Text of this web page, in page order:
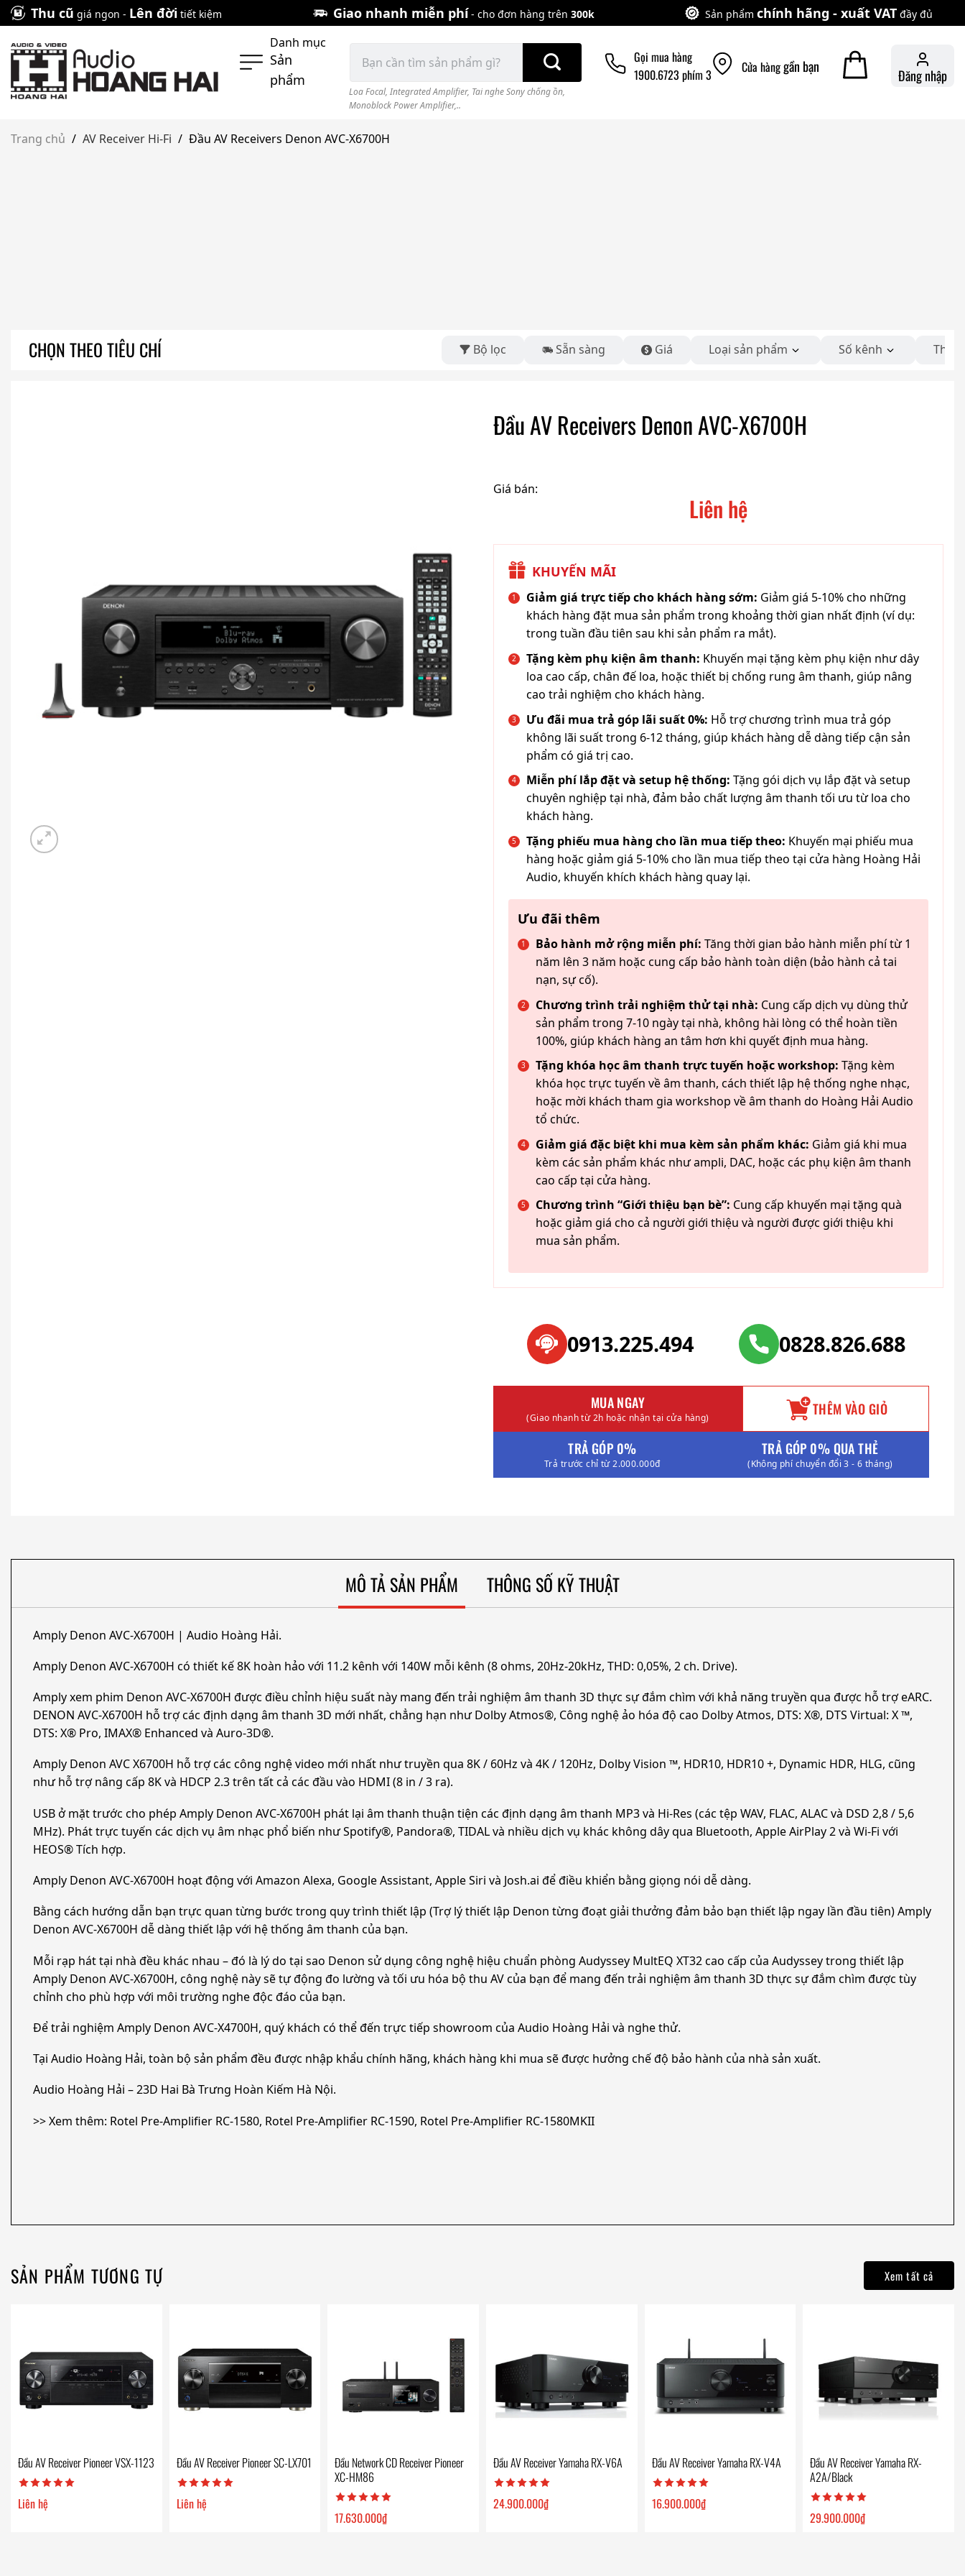
Skip
to
content
Thu cũ giá ngon - Lên đời tiết kiệm Giao nhanh miễn phí- cho đơn hàng trên 300k Sản phẩm chính hãng - xuất VAT đầy đủ
Danh mục
Sản
phẩm
kiếm:
Loa Focal, Integrated Amplifier, Tai nghe Sony chống ồn,
Monoblock Power Amplifier,..
Gọi mua hàng
1900.6723 phím 3
Cửa hànggần bạn Đăng nhập
Trang chủ / AV Receiver Hi-Fi / Đầu AV Receivers Denon AVC-X6700H
CHỌN THEO TIÊU CHÍ Bộ lọc Sẵn sàng Giá Loại sản phẩm Số kênh
Đầu AV Receivers Denon AVC-X6700H
Giá bán:
Liên hệ
KHUYẾN MÃI
Giảm giá trực tiếp cho khách hàng sớm: Giảm giá 5-10% cho những
khách hàng đặt mua sản phẩm trong khoảng thời gian nhất định (ví dụ:
trong tuần đầu tiên sau khi sản phẩm ra mắt).
Tặng kèm phụ kiện âm thanh: Khuyến mại tặng kèm phụ kiện như dây
loa cao cấp, chân đế loa, hoặc thiết bị chống rung âm thanh, giúp nâng
cao trải nghiệm cho khách hàng.
Ưu đãi mua trả góp lãi suất 0%: Hỗ trợ chương trình mua trả góp
không lãi suất trong 6-12 tháng, giúp khách hàng dễ dàng tiếp cận sản
phẩm có giá trị cao.
Miễn phí lắp đặt và setup hệ thống: Tặng gói dịch vụ lắp đặt và setup
chuyên nghiệp tại nhà, đảm bảo chất lượng âm thanh tối ưu từ loa cho
khách hàng.
Tặng phiếu mua hàng cho lần mua tiếp theo: Khuyến mại phiếu mua
hàng hoặc giảm giá 5-10% cho lần mua tiếp theo tại cửa hàng Hoàng Hải
Audio, khuyến khích khách hàng quay lại.
Ưu đãi thêm
Bảo hành mở rộng miễn phí: Tăng thời gian bảo hành miễn phí từ 1
năm lên 3 năm hoặc cung cấp bảo hành toàn diện (bảo hành cả tai
nạn, sự cố).
Chương trình trải nghiệm thử tại nhà: Cung cấp dịch vụ dùng thử
sản phẩm trong 7-10 ngày tại nhà, không hài lòng có thể hoàn tiền
100%, giúp khách hàng an tâm hơn khi quyết định mua hàng.
Tặng khóa học âm thanh trực tuyến hoặc workshop: Tặng kèm
khóa học trực tuyến về âm thanh, cách thiết lập hệ thống nghe nhạc,
hoặc mời khách tham gia workshop về âm thanh do Hoàng Hải Audio
tổ chức.
Giảm giá đặc biệt khi mua kèm sản phẩm khác: Giảm giá khi mua
kèm các sản phẩm khác như ampli, DAC, hoặc các phụ kiện âm thanh
cao cấp tại cửa hàng.
Chương trình “Giới thiệu bạn bè”: Cung cấp khuyến mại tặng quà
hoặc giảm giá cho cả người giới thiệu và người được giới thiệu khi
mua sản phẩm.
0913.225.494 0828.826.688
MUA NGAY
(Giao nhanh từ 2h hoặc nhận tại cửa hàng) THÊM VÀO GIỎ
TRẢ GÓP 0%
Trả trước chỉ từ 2.000.000đ
TRẢ GÓP 0% QUA THẺ
(Không phí chuyển đổi 3 - 6 tháng)
MÔ TẢ SẢN PHẨM THÔNG SỐ KỸ THUẬT
Amply Denon AVC-X6700H | Audio Hoàng Hải.
Amply Denon AVC-X6700H có thiết kế 8K hoàn hảo với 11.2 kênh với 140W mỗi kênh (8 ohms, 20Hz-20kHz, THD: 0,05%, 2 ch. Drive).
Amply xem phim Denon AVC-X6700H được điều chỉnh hiệu suất này mang đến trải nghiệm âm thanh 3D thực sự đắm chìm với khả năng truyền qua được hỗ trợ eARC.
DENON AVC-X6700H hỗ trợ các định dạng âm thanh 3D mới nhất, chẳng hạn như Dolby Atmos®, Công nghệ ảo hóa độ cao Dolby Atmos, DTS: X®, DTS Virtual: X ™,
DTS: X® Pro, IMAX® Enhanced và Auro-3D®.
Amply Denon AVC X6700H hỗ trợ các công nghệ video mới nhất như truyền qua 8K / 60Hz và 4K / 120Hz, Dolby Vision ™, HDR10, HDR10 +, Dynamic HDR, HLG, cũng
như hỗ trợ nâng cấp 8K và HDCP 2.3 trên tất cả các đầu vào HDMI (8 in / 3 ra).
USB ở mặt trước cho phép Amply Denon AVC-X6700H phát lại âm thanh thuận tiện các định dạng âm thanh MP3 và Hi-Res (các tệp WAV, FLAC, ALAC và DSD 2,8 / 5,6
MHz). Phát trực tuyến các dịch vụ âm nhạc phổ biến như Spotify®, Pandora®, TIDAL và nhiều dịch vụ khác không dây qua Bluetooth, Apple AirPlay 2 và Wi-Fi với
HEOS® Tích hợp.
Amply Denon AVC-X6700H hoạt động với Amazon Alexa, Google Assistant, Apple Siri và Josh.ai để điều khiển bằng giọng nói dễ dàng.
Bằng cách hướng dẫn bạn trực quan từng bước trong quy trình thiết lập (Trợ lý thiết lập Denon từng đoạt giải thưởng đảm bảo bạn thiết lập ngay lần đầu tiên) Amply
Denon AVC-X6700H dễ dàng thiết lập với hệ thống âm thanh của bạn.
Mỗi rạp hát tại nhà đều khác nhau – đó là lý do tại sao Denon sử dụng công nghệ hiệu chuẩn phòng Audyssey MultEQ XT32 cao cấp của Audyssey trong thiết lập
Amply Denon AVC-X6700H, công nghệ này sẽ tự động đo lường và tối ưu hóa bộ thu AV của bạn để mang đến trải nghiệm âm thanh 3D thực sự đắm chìm được tùy
chỉnh cho phù hợp với môi trường nghe độc ​​đáo của bạn.
Để trải nghiệm Amply Denon AVC-X4700H, quý khách có thể đến trực tiếp showroom của Audio Hoàng Hải và nghe thử.
Tại Audio Hoàng Hải, toàn bộ sản phẩm đều được nhập khẩu chính hãng, khách hàng khi mua sẽ được hưởng chế độ bảo hành của nhà sản xuất.
Audio Hoàng Hải – 23D Hai Bà Trưng Hoàn Kiếm Hà Nội.
>> Xem thêm: Rotel Pre-Amplifier RC-1580, Rotel Pre-Amplifier RC-1590, Rotel Pre-Amplifier RC-1580MKII
SẢN PHẨM TƯƠNG TỰ Xem tất cả
Đầu AV Receiver Pioneer VSX-1123
Liên hệ
Đầu AV Receiver Pioneer SC-LX701
Liên hệ
Đầu Network CD Receiver Pioneer
XC-HM86
17.630.000₫
Đầu AV Receiver Yamaha RX-V6A
24.900.000₫
Đầu AV Receiver Yamaha RX-V4A
16.900.000₫
Đầu AV Receiver Yamaha RX-
A2A/Black
29.900.000₫